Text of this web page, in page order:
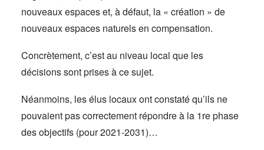
nouveaux espaces et, à défaut, la « création » de
nouveaux espaces naturels en compensation.
Concrètement, c’est au niveau local que les
décisions sont prises à ce sujet.
Néanmoins, les élus locaux ont constaté qu’ils ne
pouvaient pas correctement répondre à la 1re phase
des objectifs (pour 2021-2031)…